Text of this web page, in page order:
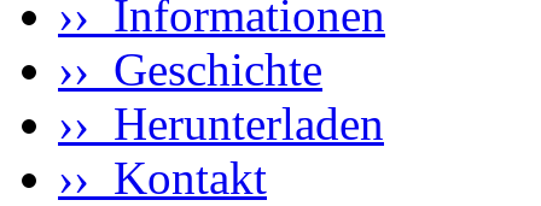
›› Informationen
›› Geschichte
›› Herunterladen
›› Kontakt